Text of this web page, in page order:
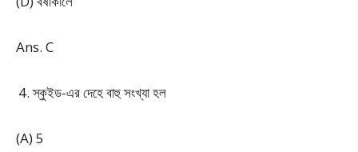
Ans. C
স্কুইড-এর দেহে বাহু সংখ্যা হল
(A) 5